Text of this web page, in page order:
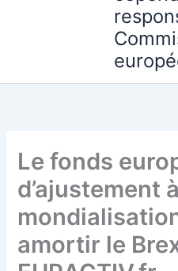
Le fonds
d’ajustement
amortir le